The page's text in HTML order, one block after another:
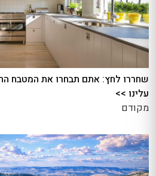
שחררו לחץ: אתם תבחרו את המטבח
עלינו >>
מקודם